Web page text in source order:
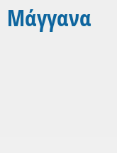
Μάγγανα